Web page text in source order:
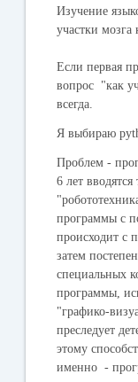
Изучение
участки мозга
Если первая
вопрос "как
всегда.
Я выбираю
Проблем -
6 лет
программы с
происходит с
затем
специальных
программы,
"графико-
преследует
этому
именно -